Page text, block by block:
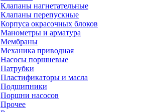
Клапаны нагнетательные
Клапаны перепускные
Корпуса окрасочных блоков
Манометры и арматура
Мембраны
Механика приводная
Насосы поршневые
Патрубки
Пластификаторы и масла
Подшипники
Поршни насосов
Прочее